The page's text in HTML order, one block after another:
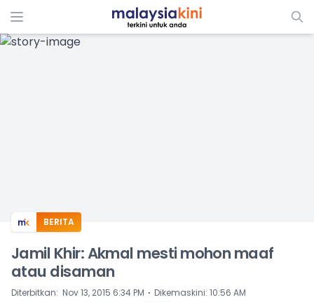
ADS
BERITA
Jamil Khir: Akmal mesti mohon maaf
atau disaman
Diterbitkan: Nov 13, 2015 6:34 PM ⋅ Dikemaskini: 10:56 AM